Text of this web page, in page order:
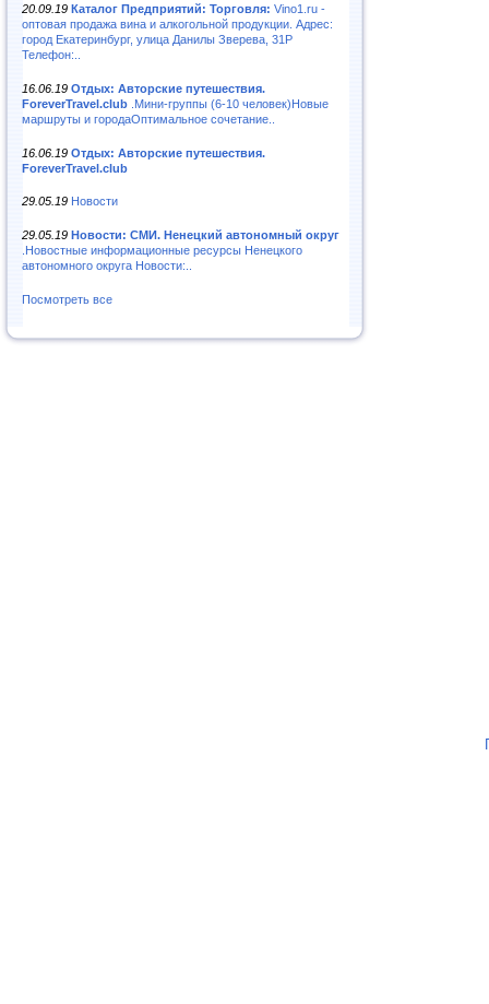
20.09.19 Каталог Предприятий: Торговля: Vino1.ru -
оптовая продажа вина и алкогольной продукции. Адрес:
город Екатеринбург, улица Данилы Зверева, 31Р
Телефон:..
16.06.19 Отдых: Авторские путешествия.
ForeverTravel.club .Мини-группы (6-10 человек)Новые
маршруты и городаОптимальное сочетание..
16.06.19 Отдых: Авторские путешествия.
ForeverTravel.club
29.05.19 Новости
29.05.19 Новости: СМИ. Ненецкий автономный округ
.Новостные информационные ресурсы Ненецкого
автономного округа Новости:..
Посмотреть все